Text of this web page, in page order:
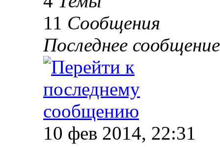
11 Сообщения
Последнее сообщение
10 фев 2014, 22:31